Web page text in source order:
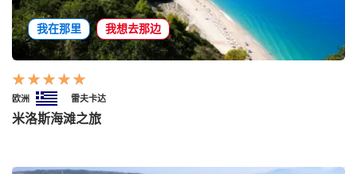
我在那里 我想去那边
欧洲 雷夫卡达
米洛斯海滩之旅